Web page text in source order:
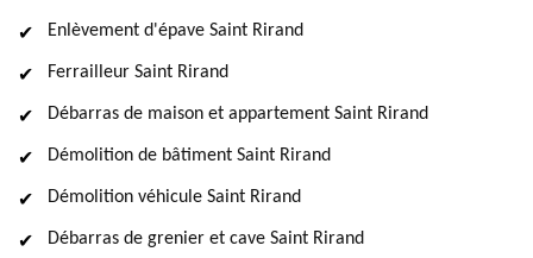
Enlèvement d'épave Saint Rirand
Ferrailleur Saint Rirand
Débarras de maison et appartement Saint Rirand
Démolition de bâtiment Saint Rirand
Démolition véhicule Saint Rirand
Débarras de grenier et cave Saint Rirand